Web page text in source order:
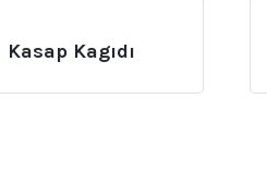
Kasap Kagıdı